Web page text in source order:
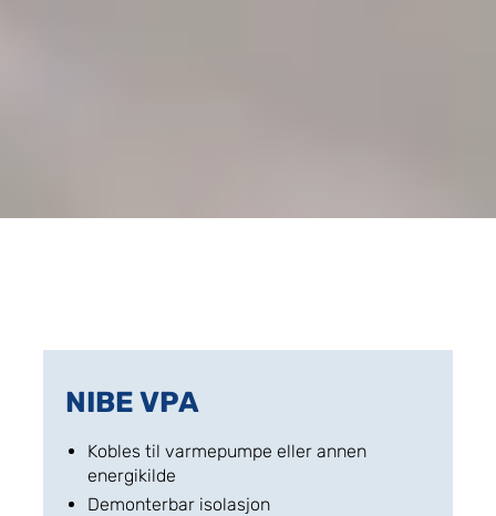
NIBE VPA
Kobles til varmepumpe eller annen
energikilde
Demonterbar isolasjon